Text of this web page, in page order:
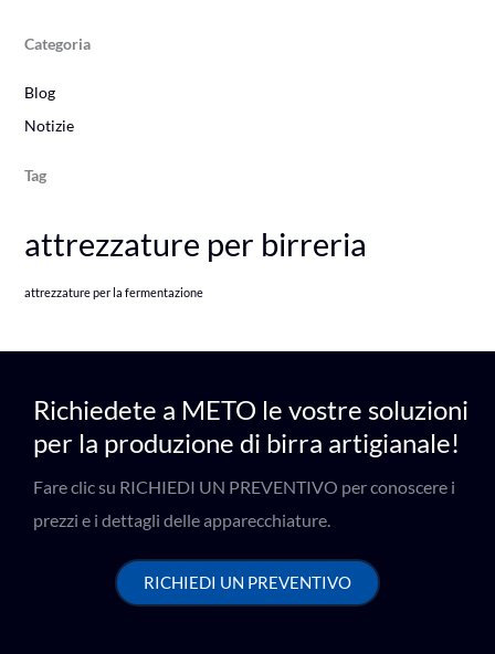
Categoria
Blog
Notizie
Tag
attrezzature per birreria
attrezzature per la fermentazione
Richiedete a METO le vostre soluzioni
per la produzione di birra artigianale!
Fare clic su RICHIEDI UN PREVENTIVO per conoscere i
prezzi e i dettagli delle apparecchiature.
RICHIEDI UN PREVENTIVO